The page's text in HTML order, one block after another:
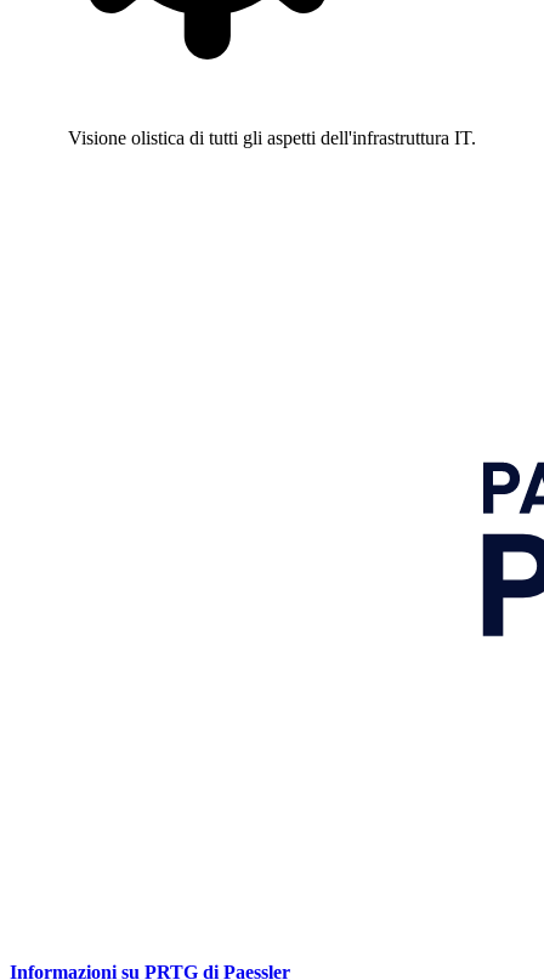
Visione olistica di tutti gli aspetti dell'infrastruttura IT.
Informazioni su PRTG di Paessler